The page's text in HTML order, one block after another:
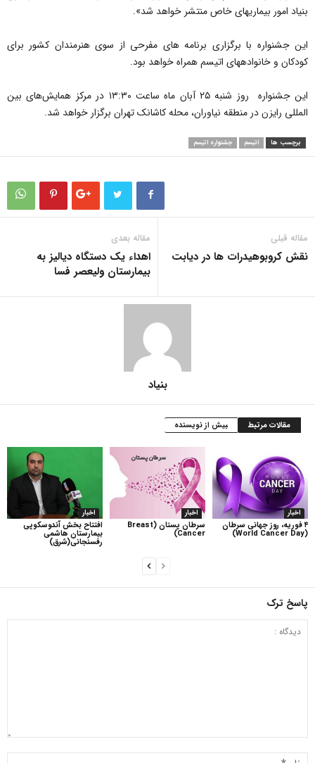
بنیاد امور بیماری‎های خاص منتشر خواهد شد».
این جشنواره با برگزاری برنامه های مفرحی از سوی هنرمندان کشور برای
کودکان و خانواده‎های اتیسم همراه خواهد بود.
این جشنواره روز شنبه ۲۵ آبان ماه ساعت ۱۳:۳۰ در مرکز همایش‌های بین
المللی رایزن در منطقه نیاوران، محله کاشانک تهران برگزار خواهد شد.
برچسب ها اتیسم جشنواره اتیسم
مقاله قبلی
نقش کروبوهیدرات ها در دیابت
مقاله بعدی
اهداء یک دستگاه دیالیز به
بیمارستان ولیعصر فسا
بنیاد
مقالات مرتبط بیش از نویسنده
اخبار
افتتاح بخش آندوسکوپی
بیمارستان هاشمی
رفسنجانی(شرق)
اخبار
سرطان پستان (Breast
Cancer)
اخبار
۴ فوریه، روز جهانی سرطان
(World Cancer Day)
پاسخ ترک